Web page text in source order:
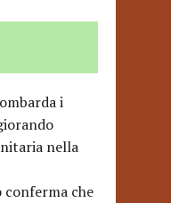
i
nella
conferma che